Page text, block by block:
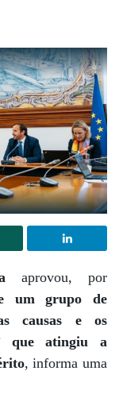
aprovou, por
um grupo de
causas e os
que atingiu a
, informa uma